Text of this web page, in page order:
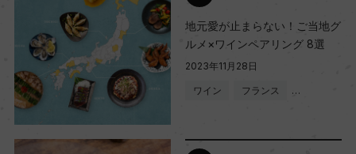
地元愛が止まらない！ご当地グ
ルメ×ワインペアリング 8選
2023年11月28日
ワイン フランス …